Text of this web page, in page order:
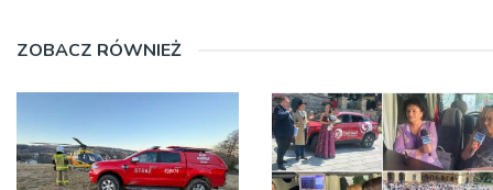
ZOBACZ RÓWNIEŻ